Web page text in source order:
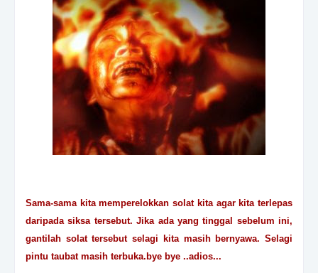
Sama-sama kita memperelokkan solat kita agar kita terlepas
daripada siksa tersebut. Jika ada yang tinggal sebelum ini,
gantilah solat tersebut selagi kita masih bernyawa. Selagi
pintu taubat masih terbuka.bye bye ..adios...